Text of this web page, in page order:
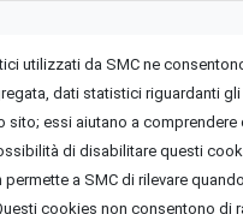
utilizzati da SMC ne
dati statistici riguardanti
essi aiutano a
di disabilitare questi
a SMC di rilevare
cookies non consentono di